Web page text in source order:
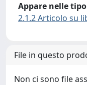
Appare nelle
2.1.2 Articolo su
File in questo
Non ci sono file